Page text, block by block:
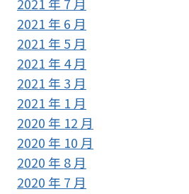
2021 年 6 月
2021 年 5 月
2021 年 4 月
2021 年 3 月
2021 年 1 月
2020 年 12 月
2020 年 10 月
2020 年 8 月
2020 年 7 月